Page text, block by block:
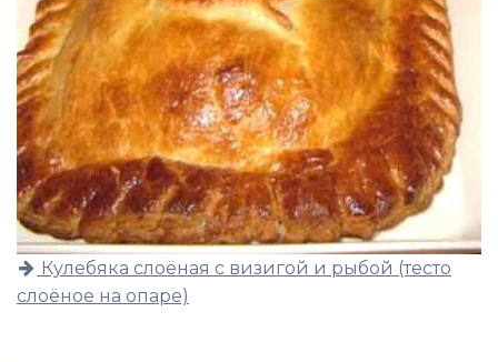
Кулебяка слоёная с визигой и рыбой (тесто
слоёное на опаре)